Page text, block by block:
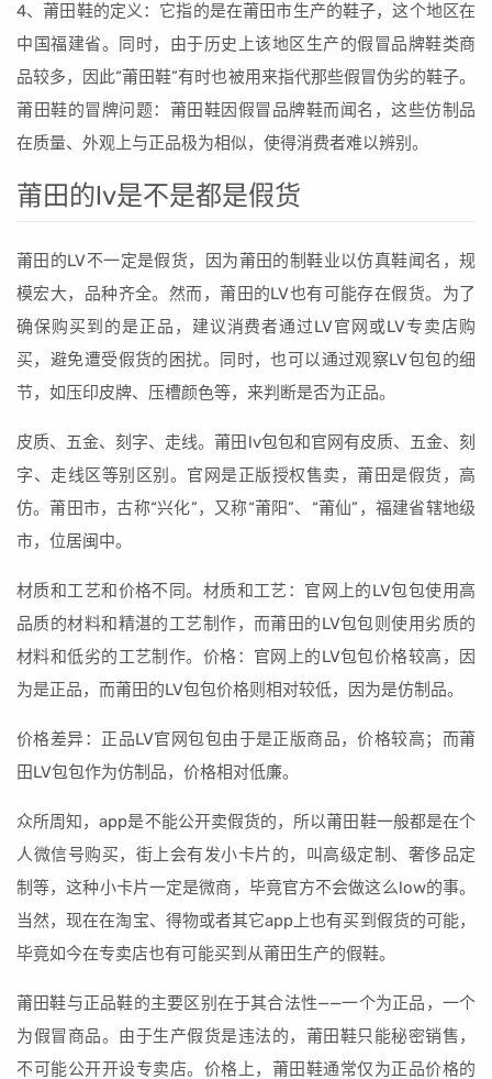
4、莆田鞋的定义：它指的是在莆田市生产的鞋子，这个地区在
中国福建省。同时，由于历史上该地区生产的假冒品牌鞋类商
品较多，因此“莆田鞋”有时也被用来指代那些假冒伪劣的鞋子。
莆田鞋的冒牌问题：莆田鞋因假冒品牌鞋而闻名，这些仿制品
在质量、外观上与正品极为相似，使得消费者难以辨别。
莆田的lv是不是都是假货
莆田的LV不一定是假货，因为莆田的制鞋业以仿真鞋闻名，规
模宏大，品种齐全。然而，莆田的LV也有可能存在假货。为了
确保购买到的是正品，建议消费者通过LV官网或LV专卖店购
买，避免遭受假货的困扰。同时，也可以通过观察LV包包的细
节，如压印皮牌、压槽颜色等，来判断是否为正品。
皮质、五金、刻字、走线。莆田lv包包和官网有皮质、五金、刻
字、走线区等别区别。官网是正版授权售卖，莆田是假货，高
仿。莆田市，古称“兴化”，又称“莆阳”、“莆仙”，福建省辖地级
市，位居闽中。
材质和工艺和价格不同。材质和工艺：官网上的LV包包使用高
品质的材料和精湛的工艺制作，而莆田的LV包包则使用劣质的
材料和低劣的工艺制作。价格：官网上的LV包包价格较高，因
为是正品，而莆田的LV包包价格则相对较低，因为是仿制品。
价格差异：正品LV官网包包由于是正版商品，价格较高；而莆
田LV包包作为仿制品，价格相对低廉。
众所周知，app是不能公开卖假货的，所以莆田鞋一般都是在个
人微信号购买，街上会有发小卡片的，叫高级定制、奢侈品定
制等，这种小卡片一定是微商，毕竟官方不会做这么low的事。
当然，现在在淘宝、得物或者其它app上也有买到假货的可能，
毕竟如今在专卖店也有可能买到从莆田生产的假鞋。
莆田鞋与正品鞋的主要区别在于其合法性——一个为正品，一个
为假冒商品。由于生产假货是违法的，莆田鞋只能秘密销售，
不可能公开开设专卖店。价格上，莆田鞋通常仅为正品价格的